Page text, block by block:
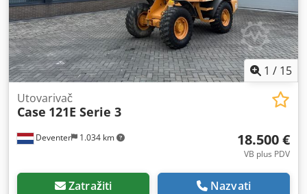
1 / 15
Deventer 1.034 km
Utovarivač
Case 121E Serie 3
18.500 €
VB plus PDV
Zatražiti Nazvati